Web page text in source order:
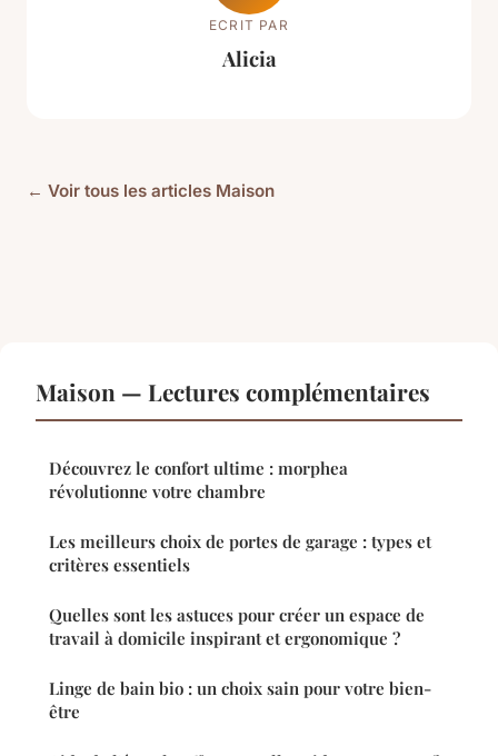
ECRIT PAR
Alicia
← Voir tous les articles Maison
Maison — Lectures complémentaires
Découvrez le confort ultime : morphea
révolutionne votre chambre
Les meilleurs choix de portes de garage : types et
critères essentiels
Quelles sont les astuces pour créer un espace de
travail à domicile inspirant et ergonomique ?
Linge de bain bio : un choix sain pour votre bien-
être